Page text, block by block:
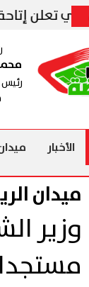
إتاحة حجز
رئيس
الأخبار
ميدان
وزير